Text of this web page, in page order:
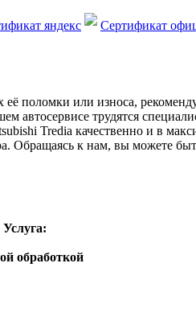
яндекс
Сертификат
или износа,
автосервисе трудятся
Tredia качественно и в
Обращаясь к нам, вы можете
Услуга:
обработкой